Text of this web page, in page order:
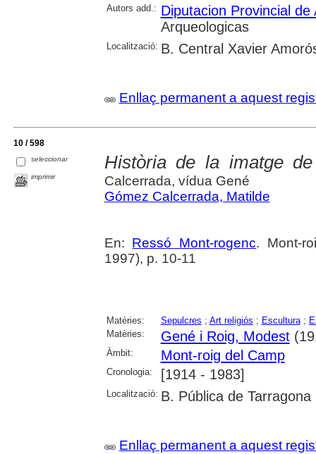
Autors add.: Diputacion Provincial de
Arqueologicas
Localització: B. Central Xavier
Enllaç permanent a aquest
10 / 598
seleccionar
imprimir
Història de la imatge
Calcerrada, vídua Gené
Gómez Calcerrada, Matilde
En: Ressó Mont-rogenc. Mont-
1997), p. 10-11
Matèries: Sepulcres ; Art religiós ; Escultura;
Matèries:
Gené i Roig, Modest
Àmbit: Mont-roig del Camp
Cronologia: [1914 - 1983]
Localització: B. Pública de Tarragona
Enllaç permanent a aquest